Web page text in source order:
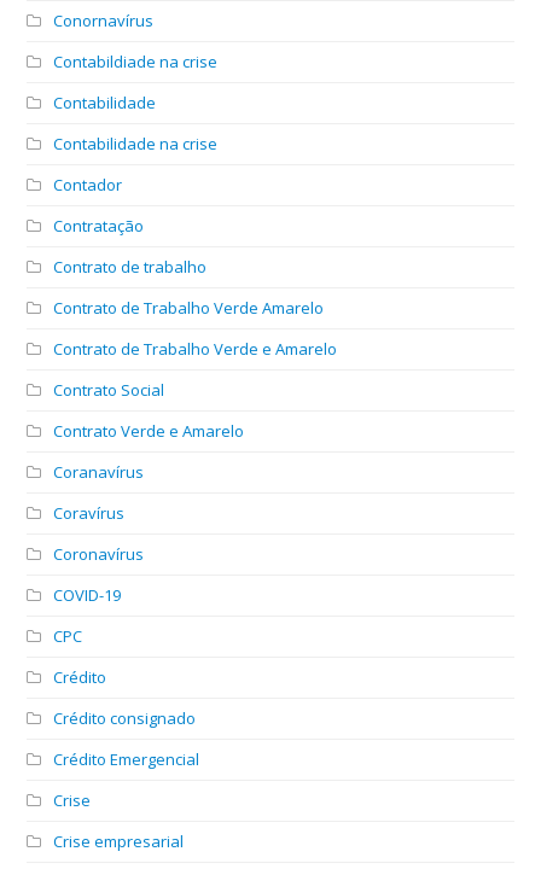
Conornavírus
Contabildiade na crise
Contabilidade
Contabilidade na crise
Contador
Contratação
Contrato de trabalho
Contrato de Trabalho Verde Amarelo
Contrato de Trabalho Verde e Amarelo
Contrato Social
Contrato Verde e Amarelo
Coranavírus
Coravírus
Coronavírus
COVID-19
CPC
Crédito
Crédito consignado
Crédito Emergencial
Crise
Crise empresarial